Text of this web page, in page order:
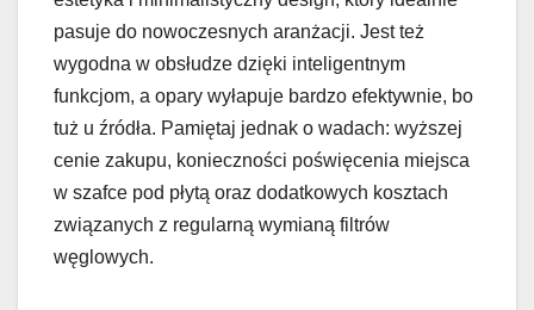
pasuje do nowoczesnych aranżacji. Jest też
wygodna w obsłudze dzięki inteligentnym
funkcjom, a opary wyłapuje bardzo efektywnie, bo
tuż u źródła. Pamiętaj jednak o wadach: wyższej
cenie zakupu, konieczności poświęcenia miejsca
w szafce pod płytą oraz dodatkowych kosztach
związanych z regularną wymianą filtrów
węglowych.